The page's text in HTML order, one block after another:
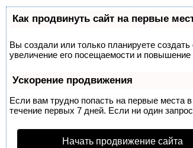
Как продвинуть сайт на первые
Вы создали или только планируете
увеличение его посещаемости и повышение
Ускорение продвижения
Если вам трудно попасть на первые места
течение первых 7 дней. Если ни один
Начать продвижение сайта